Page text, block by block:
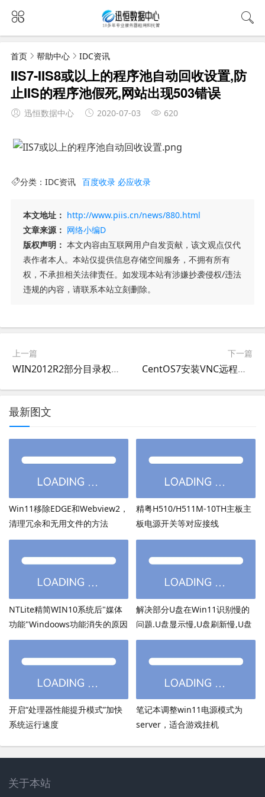
首页 帮助中心 IDC资讯
IIS7-IIS8或以上的程序池自动回收设置,防
止IIS的程序池假死,网站出现503错误
迅恒数据中心 2020-07-03 620
分类： IDC资讯 百度收录 必应收录
本文地址： http://www.piis.cn/news/880.html
文章来源： 网络小编D
版权声明： 本文内容由互联网用户自发贡献，该文观点仅代
表作者本人。本站仅提供信息存储空间服务，不拥有所有
权，不承担相关法律责任。如发现本站有涉嫌抄袭侵权/违法
违规的内容，请联系本站立刻删除。
上一篇
WIN2012R2部分目录权限设置安全设置
下一篇
CentOS7安装VNC远程桌面RealVNC6,让windows远程控制centOS7 (linux)桌面
最新图文
Win11移除EDGE和Webview2，
清理冗余和无用文件的方法
精粤H510/H511M-10TH主板主
板电源开关等对应接线
NTLite精简WIN10系统后"媒体
功能"Windoows功能消失的原因
解决部分U盘在Win11识别慢的
问题.U盘显示慢,U盘刷新慢,U盘
加载慢
开启“处理器性能提升模式”加快
系统运行速度
笔记本调整win11电源模式为
server，适合游戏挂机
关于本站